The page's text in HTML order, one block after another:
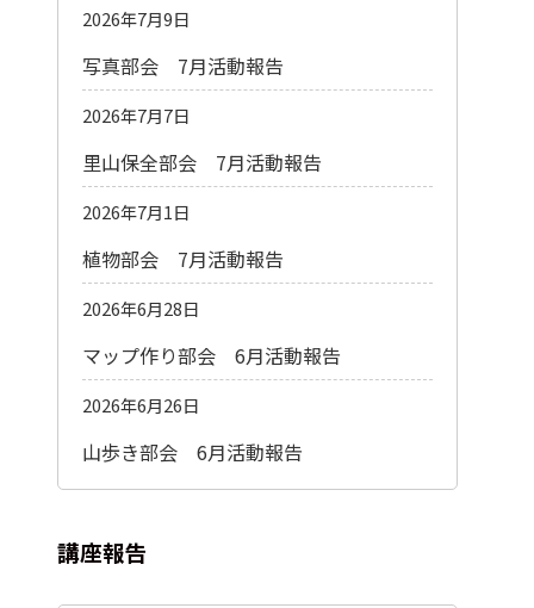
2026年7月9日
写真部会 7月活動報告
2026年7月7日
里山保全部会 7月活動報告
2026年7月1日
植物部会 7月活動報告
2026年6月28日
マップ作り部会 6月活動報告
2026年6月26日
山歩き部会 6月活動報告
講座報告